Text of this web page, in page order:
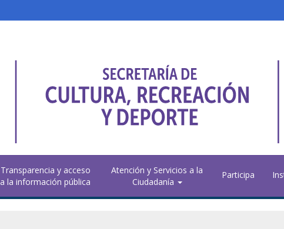
Transparencia y acceso
a la información pública
Atención y Servicios a la
Ciudadanía
Participa